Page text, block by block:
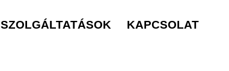
SZOLGÁLTATÁSOK KAPCSOLAT